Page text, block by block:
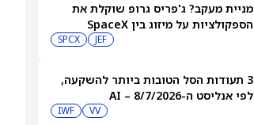
מניית מעקב? ג'פריס גרופ שוקלת את
הספקולציות על מיזוג בין SpaceX
JEF
SPCX
3 תעודות הסל הטובות ביותר להשקעה,
לפי אנליסט ה-AI – 8/7/2026
VV
IWF